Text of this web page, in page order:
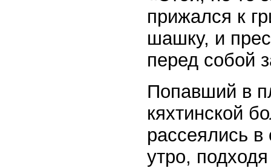
прижался к
шашку, и
перед собой
Попавший в
кяхтинской
рассеялись в
утро,